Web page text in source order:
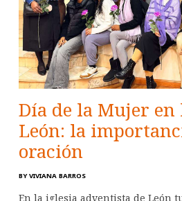
Día de la Mujer en
León: la
oración
BY VIVIANA BARROS
En la iglesia adventista de León